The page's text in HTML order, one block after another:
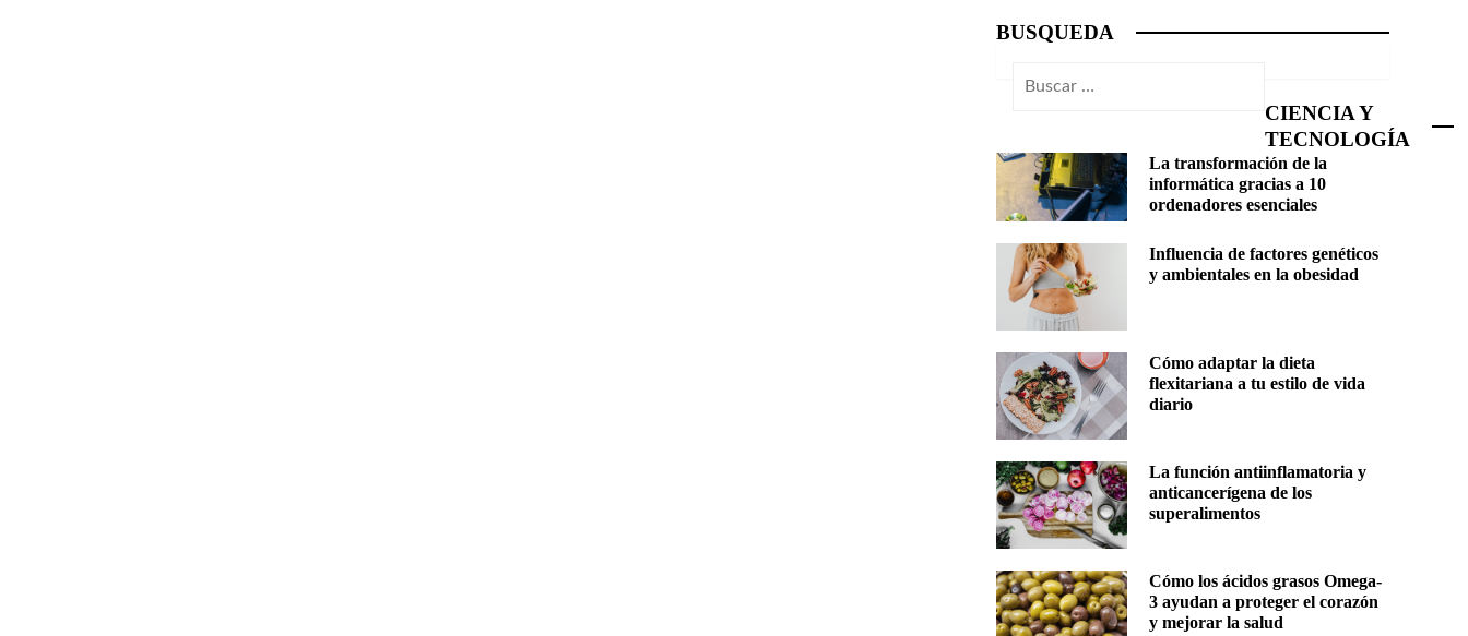
BUSQUEDA
Buscar:
CIENCIA Y
TECNOLOGÍA
La transformación de la
informática gracias a 10
ordenadores esenciales
Influencia de factores genéticos
y ambientales en la obesidad
Cómo adaptar la dieta
flexitariana a tu estilo de vida
diario
La función antiinflamatoria y
anticancerígena de los
superalimentos
Cómo los ácidos grasos Omega-
3 ayudan a proteger el corazón
y mejorar la salud